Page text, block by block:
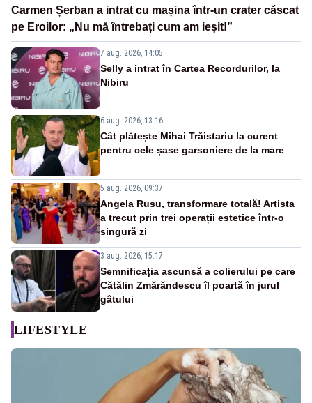
Carmen Șerban a intrat cu mașina într-un crater căscat
pe Eroilor: „Nu mă întrebați cum am ieșit!”
7 aug. 2026, 14:05
Selly a intrat în Cartea Recordurilor, la
Nibiru
6 aug. 2026, 13:16
Cât plătește Mihai Trăistariu la curent
pentru cele șase garsoniere de la mare
5 aug. 2026, 09:37
Angela Rusu, transformare totală! Artista
a trecut prin trei operații estetice într-o
singură zi
3 aug. 2026, 15:17
Semnificația ascunsă a colierului pe care
Cătălin Zmărăndescu îl poartă în jurul
gâtului
LIFESTYLE